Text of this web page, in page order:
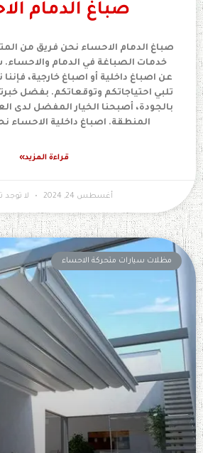
صباغ الدمام
صباغ الدمام الاحساء نحن فريق من
خدمات الصباغة في الدمام والاحساء.
عن اصباغ داخلية أو اصباغ خارجية،
تلبي احتياجاتكم وتوقعاتكم. بفضل
بالجودة، أصبحنا الخيار المفضل لدى
المنطقة. اصباغ داخلية الاحساء
قراءة المزيد»
أغسطس 24, 2024 لا توجد
مظلات سيارات متحركة الاحساء